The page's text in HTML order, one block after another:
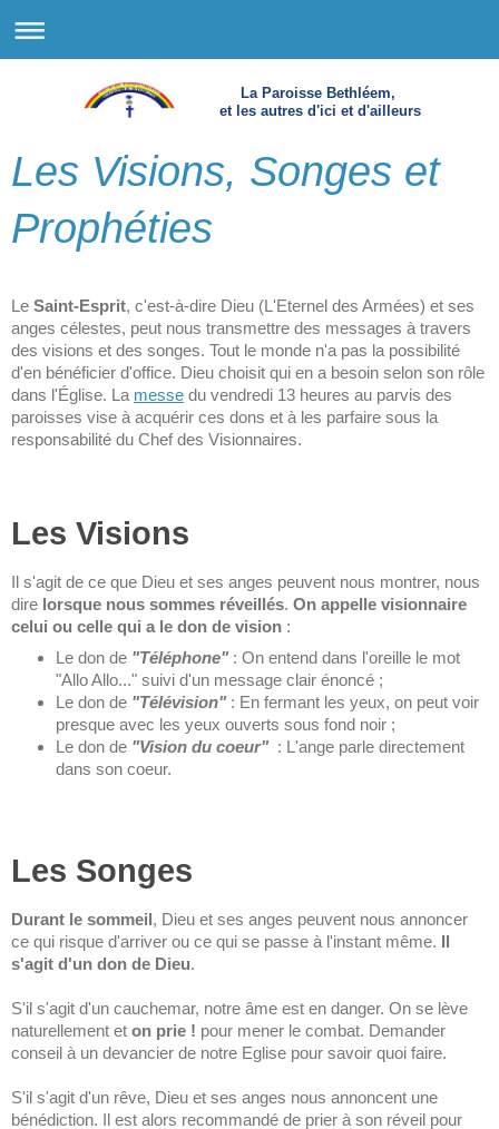
La Paroisse Bethléem,
et les autres d'ici et d'ailleurs
Les Visions, Songes et
Prophéties
Le Saint-Esprit, c'est-à-dire Dieu (L'Eternel des Armées) et ses
anges célestes, peut nous transmettre des messages à travers
des visions et des songes. Tout le monde n'a pas la possibilité
d'en bénéficier d'office. Dieu choisit qui en a besoin selon son rôle
dans l'Église. La messe du vendredi 13 heures au parvis des
paroisses vise à acquérir ces dons et à les parfaire sous la
responsabilité du Chef des Visionnaires.
Les Visions
Il s'agit de ce que Dieu et ses anges peuvent nous montrer, nous
dire lorsque nous sommes réveillés. On appelle visionnaire
celui ou celle qui a le don de vision :
Le don de "Téléphone" : On entend dans l'oreille le mot
"Allo Allo..." suivi d'un message clair énoncé ;
Le don de "Télévision" : En fermant les yeux, on peut voir
presque avec les yeux ouverts sous fond noir ;
Le don de "Vision du coeur" : L'ange parle directement
dans son coeur.
Les Songes
Durant le sommeil , Dieu et ses anges peuvent nous annoncer
ce qui risque d'arriver ou ce qui se passe à l'instant même.
s'agit d'un don de Dieu.
S'il s'agit d'un cauchemar, notre âme est en danger. On se lève
naturellement et on prie ! pour mener le combat. Demander
conseil à un devancier de notre Eglise pour savoir quoi faire.
S'il s'agit d'un rêve, Dieu et ses anges nous annoncent une
bénédiction. Il est alors recommandé de prier à son réveil pour